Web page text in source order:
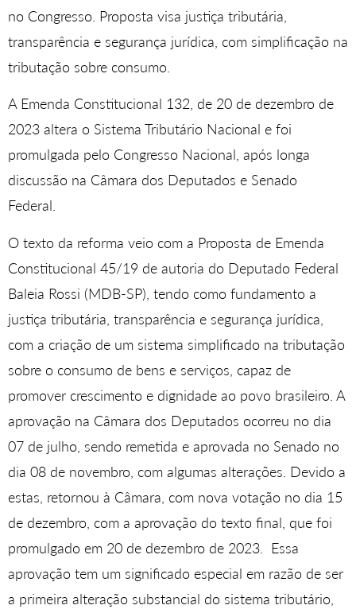
no Congresso. Proposta visa justiça tributária,
transparência e segurança jurídica, com simplificação na
tributação sobre consumo.
A Emenda Constitucional 132, de 20 de dezembro de
2023 altera o Sistema Tributário Nacional e foi
promulgada pelo Congresso Nacional, após longa
discussão na Câmara dos Deputados e Senado
Federal.
O texto da reforma veio com a Proposta de Emenda
Constitucional 45/19 de autoria do Deputado Federal
Baleia Rossi (MDB-SP), tendo como fundamento a
justiça tributária, transparência e segurança jurídica,
com a criação de um sistema simplificado na tributação
sobre o consumo de bens e serviços, capaz de
promover crescimento e dignidade ao povo brasileiro. A
aprovação na Câmara dos Deputados ocorreu no dia
07 de julho, sendo remetida e aprovada no Senado no
dia 08 de novembro, com algumas alterações. Devido a
estas, retornou à Câmara, com nova votação no dia 15
de dezembro, com a aprovação do texto final, que foi
promulgado em 20 de dezembro de 2023. Essa
aprovação tem um significado especial em razão de ser
a primeira alteração substancial do sistema tributário,